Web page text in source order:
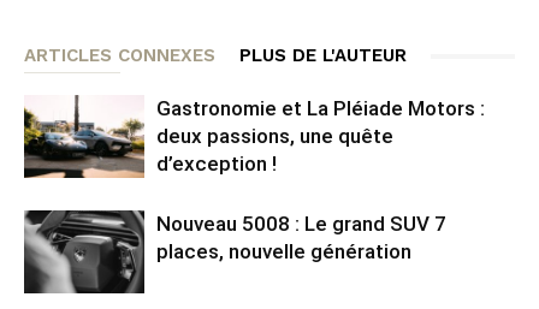
ARTICLES CONNEXES PLUS DE L'AUTEUR
Gastronomie et La Pléiade Motors :
deux passions, une quête
d’exception !
Nouveau 5008 : Le grand SUV 7
places, nouvelle génération